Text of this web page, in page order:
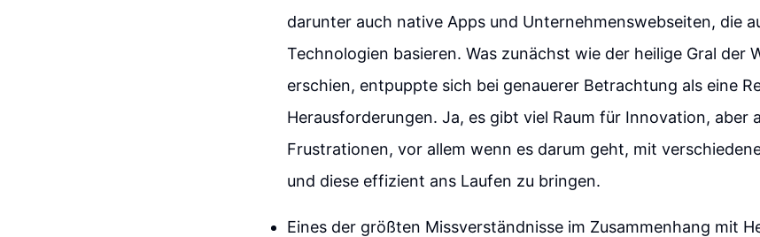
darunter auch native Apps und Unternehmenswebseiten, die
Technologien basieren. Was zunächst wie der heilige Gral der
erschien, entpuppte sich bei genauerer Betrachtung als eine
Herausforderungen. Ja, es gibt viel Raum für Innovation, aber
Frustrationen, vor allem wenn es darum geht, mit
und diese effizient ans Laufen zu bringen.
Eines der größten Missverständnisse im Zusammenhang mit